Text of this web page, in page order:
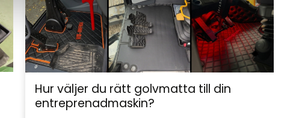
Hur väljer du rätt golvmatta till din
entreprenadmaskin?